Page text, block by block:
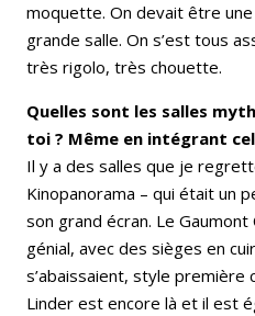
moquette. On devait être
grande salle. On s’est tous
très rigolo, très chouette.
Quelles sont les salles
toi ? Même en intégrant
Il y a des salles que je
Kinopanorama – qui était un
son grand écran. Le
génial, avec des sièges en
s’abaissaient, style première
Linder est encore là et il est